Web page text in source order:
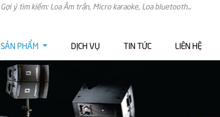
Gợi ý tìm kiếm: Loa Âm trần, Micro karaoke, Loa bluetooth...
SẢN PHẨM DỊCH VỤ TIN TỨC LIÊN HỆ